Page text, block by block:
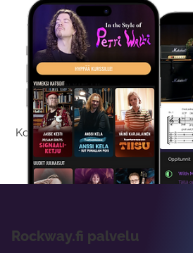
Kokeile
Kokeilemalla ilmaiseksi saat
viikon ajaksi.
Rockway.fi palvelu